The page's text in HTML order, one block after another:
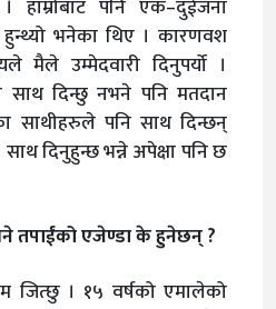
पनि एक–दुईजना
भनेका थिए । कारणवश
मैले उम्मेदवारी दिनुपर्यो ।
दिन्छु नभने पनि मतदान
साथीहरुले पनि साथ दिन्छन्
दिनुहुन्छ भन्ने अपेक्षा पनि छ
तपाईंको एजेण्डा के हुनेछन् ?
। १५ वर्षको एमालेको